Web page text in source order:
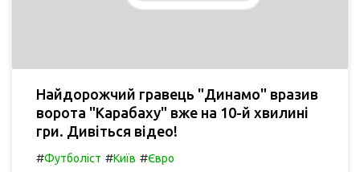
Найдорожчий гравець "Динамо" вразив
ворота "Карабаху" вже на 10-й хвилині
гри. Дивіться відео!
#Футболіст #Київ #Євро